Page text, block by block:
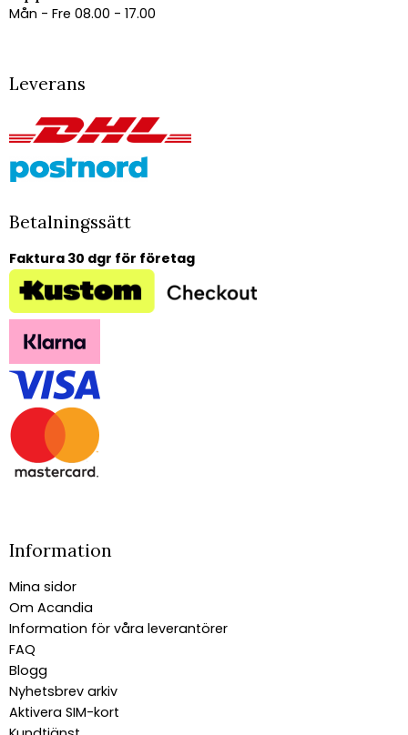
Mån - Fre 08.00 - 17.00
Leverans
Betalningssätt
Faktura 30 dgr för företag
Information
Mina sidor
Om Acandia
Information för våra leverantörer
FAQ
Blogg
Nyhetsbrev arkiv
Aktivera SIM-kort